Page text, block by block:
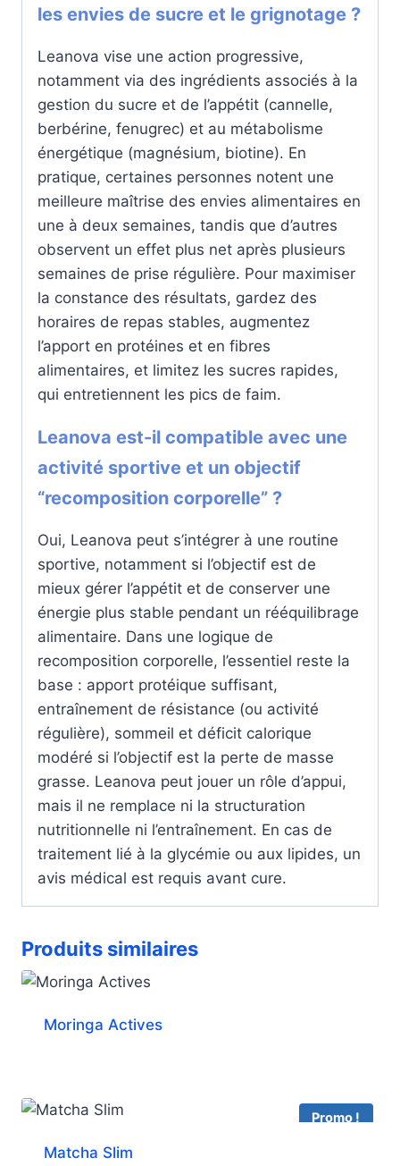
les envies de sucre et le grignotage ?
Leanova vise une action progressive,
notamment via des ingrédients associés à la
gestion du sucre et de l’appétit (cannelle,
berbérine, fenugrec) et au métabolisme
énergétique (magnésium, biotine). En
pratique, certaines personnes notent une
meilleure maîtrise des envies alimentaires en
une à deux semaines, tandis que d’autres
observent un effet plus net après plusieurs
semaines de prise régulière. Pour maximiser
la constance des résultats, gardez des
horaires de repas stables, augmentez
l’apport en protéines et en fibres
alimentaires, et limitez les sucres rapides,
qui entretiennent les pics de faim.
Leanova est-il compatible avec une
activité sportive et un objectif
“recomposition corporelle” ?
Oui, Leanova peut s’intégrer à une routine
sportive, notamment si l’objectif est de
mieux gérer l’appétit et de conserver une
énergie plus stable pendant un rééquilibrage
alimentaire. Dans une logique de
recomposition corporelle, l’essentiel reste la
base : apport protéique suffisant,
entraînement de résistance (ou activité
régulière), sommeil et déficit calorique
modéré si l’objectif est la perte de masse
grasse. Leanova peut jouer un rôle d’appui,
mais il ne remplace ni la structuration
nutritionnelle ni l’entraînement. En cas de
traitement lié à la glycémie ou aux lipides, un
avis médical est requis avant cure.
Produits similaires
Moringa Actives
Promo !
Matcha Slim